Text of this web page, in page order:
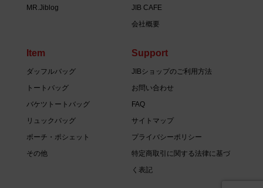
MR.Jiblog
JIB CAFE
会社概要
Item
ダッフルバッグ
トートバッグ
バケツトートバッグ
リュックバッグ
ポーチ・ポシェット
その他
Support
JIBショップのご利用方法
お問い合わせ
FAQ
サイトマップ
プライバシーポリシー
特定商取引に関する法律に基づ
く表記